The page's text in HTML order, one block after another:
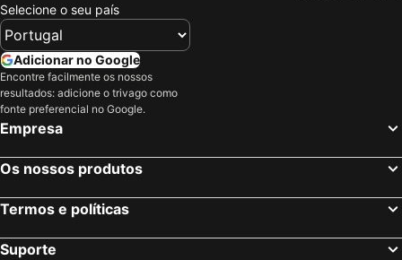
Selecione o seu país
Adicionar no Google
Encontre facilmente os nossos
resultados: adicione o trivago como
fonte preferencial no Google.
Empresa
Os nossos produtos
Termos e políticas
Suporte